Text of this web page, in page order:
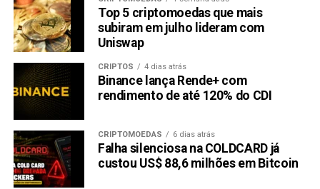
Top 5 criptomoedas que mais
subiram em julho lideram com
Uniswap
CRIPTOS 4 dias atrás
Binance lança Rende+ com
rendimento de até 120% do CDI
CRIPTOMOEDAS 6 dias atrás
Falha silenciosa na COLDCARD já
custou US$ 88,6 milhões em Bitcoin